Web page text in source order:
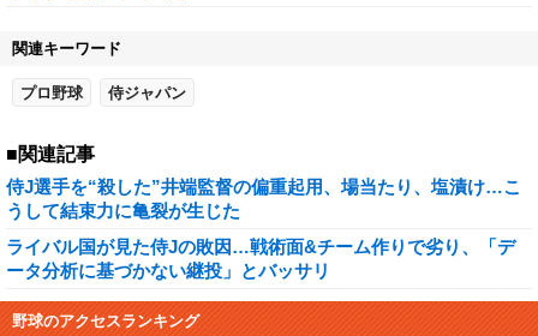
関連キーワード
プロ野球 侍ジャパン
■関連記事
侍J選手を“殺した”井端監督の偏重起用、場当たり、塩漬け…こ
うして結束力に亀裂が生じた
ライバル国が見た侍Jの敗因…戦術面&チーム作りで劣り、「デ
ータ分析に基づかない継投」とバッサリ
野球のアクセスランキング